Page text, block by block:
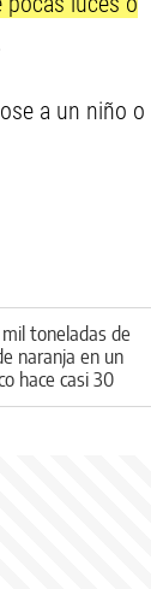
a un niño o
toneladas de
naranja en un
hace casi 30
un milagro